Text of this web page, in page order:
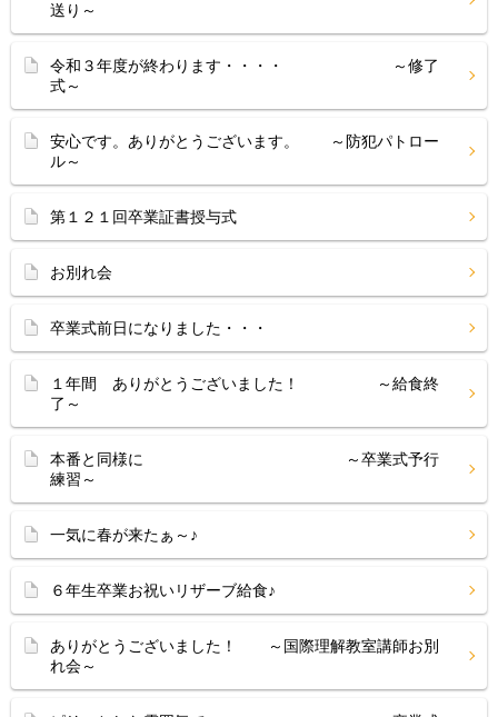
送り～
令和３年度が終わります・・・・ ～修了
式～
安心です。ありがとうございます。 ～防犯パトロー
ル～
第１２１回卒業証書授与式
お別れ会
卒業式前日になりました・・・
１年間 ありがとうございました！ ～給食終
了～
本番と同様に ～卒業式予行
練習～
一気に春が来たぁ～♪
６年生卒業お祝いリザーブ給食♪
ありがとうございました！ ～国際理解教室講師お別
れ会～